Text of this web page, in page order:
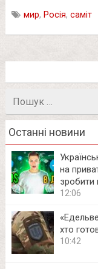
мир, Росія, саміт
Останні новини
на
зробити
12:06
хто
10:42